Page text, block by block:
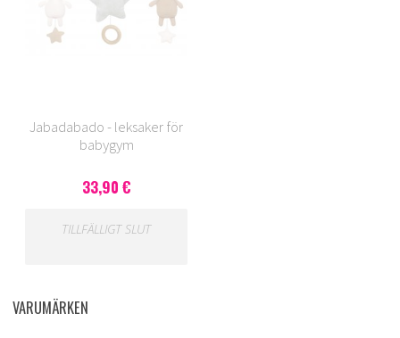
Jabadabado - leksaker för
babygym
33,90 €
TILLFÄLLIGT SLUT
VARUMÄRKEN